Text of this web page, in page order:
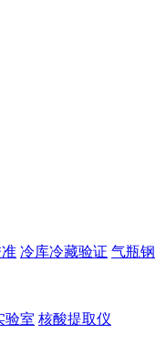
冷库冷藏验证 气瓶
验室 核酸提取仪